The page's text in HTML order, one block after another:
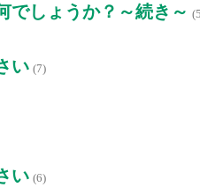
でしょうか？～続き～
い (7)
い (6)